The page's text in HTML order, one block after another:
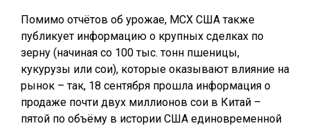
Помимо отчётов об урожае, МСХ США также
публикует информацию о крупных сделках по
зерну (начиная со 100 тыс. тонн пшеницы,
кукурузы или сои), которые оказывают влияние на
рынок – так, 18 сентября прошла информация о
продаже почти двух миллионов сои в Китай –
пятой по объёму в истории США единовременной